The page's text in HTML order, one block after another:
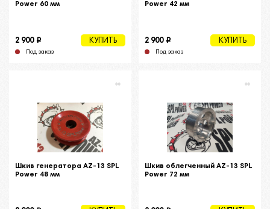
Power 60 мм
2 900 i КУПИТЬ
Под заказ
Power 42 мм
2 900 i КУПИТЬ
Под заказ
Шкив генератора AZ-13 SPL
Power 48 мм
Шкив облегченный AZ-13 SPL
Power 72 мм